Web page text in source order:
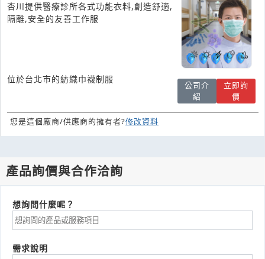
杏川提供醫療診所各式功能衣料,創造舒適,
隔離,安全的友善工作服
位於台北市的紡織巾襪制服
公司介
紹
立即詢
價
您是這個廠商/供應商的擁有者?修改資料
產品詢價與合作洽詢
想詢問什麼呢？
需求說明